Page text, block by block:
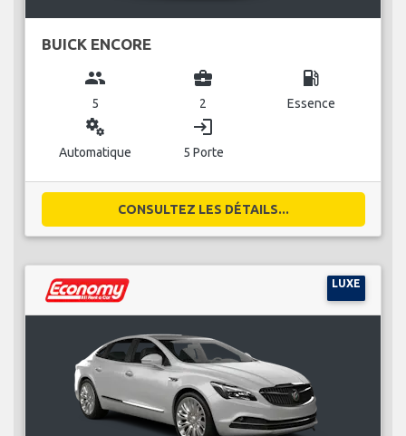
BUICK ENCORE
group
5
business_center
2
local_gas_station
Essence
miscellaneous_services
Automatique
login
5 Porte
CONSULTEZ LES DÉTAILS...
LUXE